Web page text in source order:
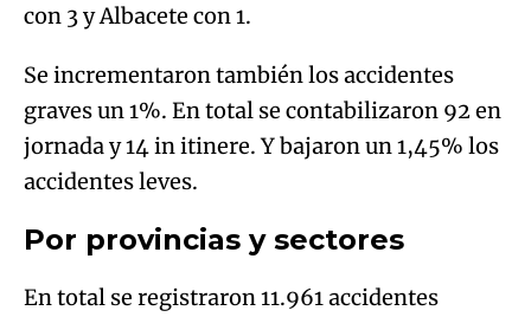
con 3 y Albacete con 1.
Se incrementaron también los accidentes
graves un 1%. En total se contabilizaron 92 en
jornada y 14 in itinere. Y bajaron un 1,45% los
accidentes leves.
Por provincias y sectores
En total se registraron 11.961 accidentes